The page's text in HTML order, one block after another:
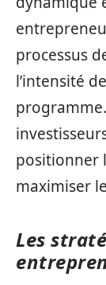
processus
l’intensité
positionner
maximiser
Les